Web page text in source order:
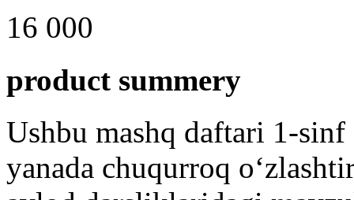
16 000
product summery
Ushbu mashq daftari 1-
yanada chuqurroq